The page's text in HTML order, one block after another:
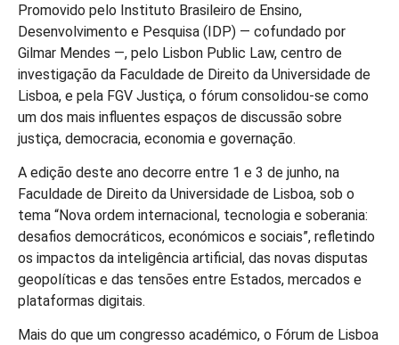
Promovido pelo Instituto Brasileiro de Ensino,
Desenvolvimento e Pesquisa (IDP) — cofundado por
Gilmar Mendes —, pelo Lisbon Public Law, centro de
investigação da Faculdade de Direito da Universidade de
Lisboa, e pela FGV Justiça, o fórum consolidou-se como
um dos mais influentes espaços de discussão sobre
justiça, democracia, economia e governação.
A edição deste ano decorre entre 1 e 3 de junho, na
Faculdade de Direito da Universidade de Lisboa, sob o
tema “Nova ordem internacional, tecnologia e soberania:
desafios democráticos, económicos e sociais”, refletindo
os impactos da inteligência artificial, das novas disputas
geopolíticas e das tensões entre Estados, mercados e
plataformas digitais.
Mais do que um congresso académico, o Fórum de Lisboa